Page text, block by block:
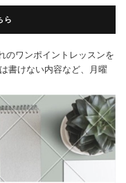
ら
のワンポイントレッスンを
書けない内容など、月曜